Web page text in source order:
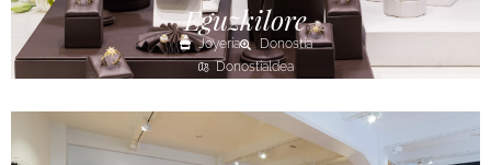
Eguzkilore
Joyería
Donostia
Donostialdea